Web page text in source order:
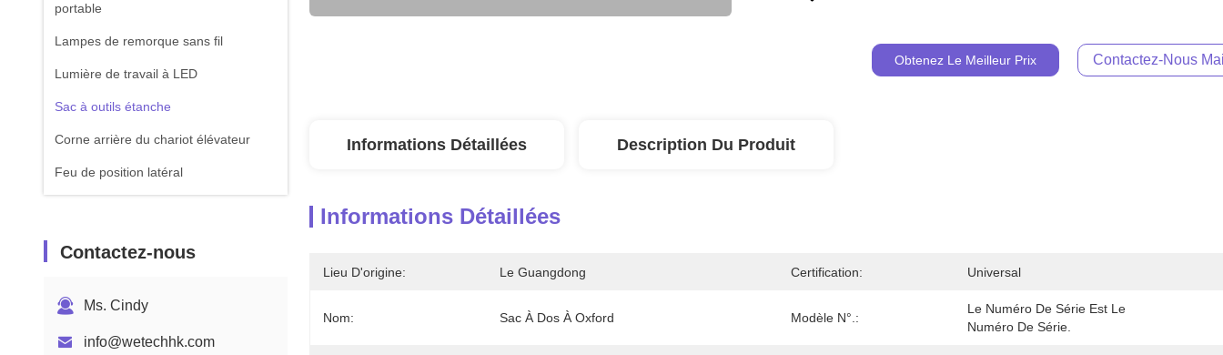
portable
Lampes de remorque sans fil
Lumière de travail à LED
Sac à outils étanche
Corne arrière du chariot élévateur
Feu de position latéral
Contactez-nous
Ms. Cindy
info@wetechhk.com
Obtenez Le Meilleur Prix Contactez-Nous
Informations Détaillées Description Du Produit
Informations Détaillées
Lieu D'origine: Le Guangdong Certification: Universal
Nom: Sac À Dos À Oxford Modèle N°.:
Le Numéro De Série Est Le
Numéro De Série.